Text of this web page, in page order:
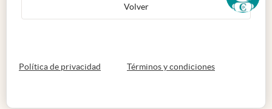
Volver
Política de privacidad abre en nueva pestaña
Términos y condicionesabre en nueva